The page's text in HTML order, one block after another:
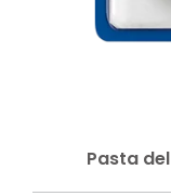
Pasta